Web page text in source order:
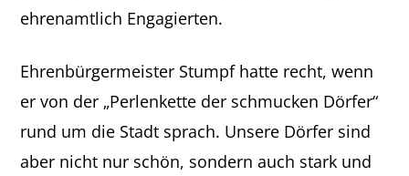
ehrenamtlich Engagierten.
Ehrenbürgermeister Stumpf hatte recht, wenn
er von der „Perlenkette der schmucken Dörfer“
rund um die Stadt sprach. Unsere Dörfer sind
aber nicht nur schön, sondern auch stark und